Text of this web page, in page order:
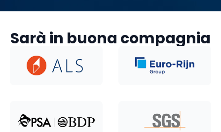
Sarà in buona compagnia